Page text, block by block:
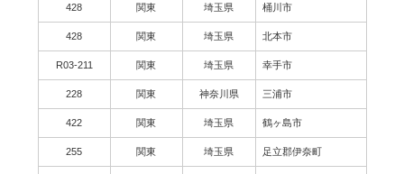
428 関東 埼玉県 桶川市
428 関東 埼玉県 北本市
R03-211 関東 埼玉県 幸手市
228 関東 神奈川県 三浦市
422 関東 埼玉県 鶴ヶ島市
255 関東 埼玉県 足立郡伊奈町